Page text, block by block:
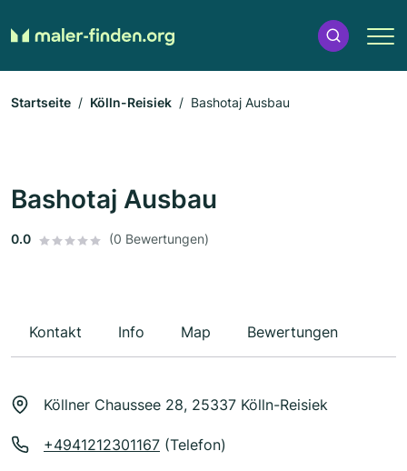
Startseite Kölln-Reisiek Bashotaj Ausbau
Bashotaj Ausbau
0.0 (0 Bewertungen)
Kontakt Info Map Bewertungen
Köllner Chaussee 28, 25337 Kölln-Reisiek
+4941212301167 (Telefon)